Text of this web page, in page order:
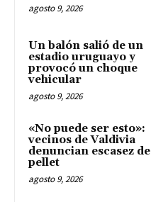
agosto 9, 2026
Un balón salió de un
estadio uruguayo y
provocó un choque
vehicular
agosto 9, 2026
«No puede ser esto»:
vecinos de Valdivia
denuncian escasez de
pellet
agosto 9, 2026